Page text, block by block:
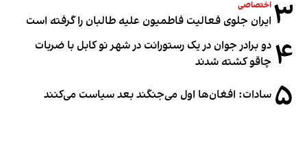
۳ اختصاصی
ایران جلوی فعالیت فاطمیون علیه طالبان را گرفته است
۴ دو برادر جوان در یک رستورانت در شهر نو کابل با ضربات
چاقو کشته شدند
۵ سادات: افغان‌ها اول می‌جنگند بعد سیاست می‌کنند